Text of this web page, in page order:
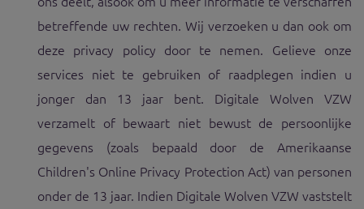
betreffende uw rechten. Wij verzoeken u dan ook om
deze privacy policy door te nemen. Gelieve onze
services niet te gebruiken of raadplegen indien u
jonger dan 13 jaar bent. Digitale Wolven VZW
verzamelt of bewaart niet bewust de persoonlijke
gegevens (zoals bepaald door de Amerikaanse
Children's Online Privacy Protection Act) van personen
onder de 13 jaar. Indien Digitale Wolven VZW vaststelt